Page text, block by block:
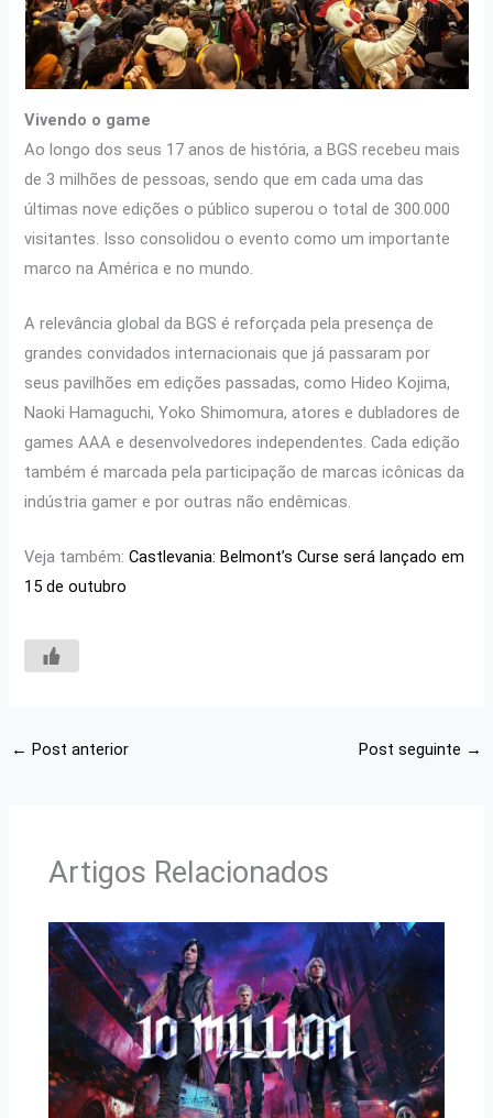
Vivendo o game
Ao longo dos seus 17 anos de história, a BGS recebeu mais
de 3 milhões de pessoas, sendo que em cada uma das
últimas nove edições o público superou o total de 300.000
visitantes. Isso consolidou o evento como um importante
marco na América e no mundo.
A relevância global da BGS é reforçada pela presença de
grandes convidados internacionais que já passaram por
seus pavilhões em edições passadas, como Hideo Kojima,
Naoki Hamaguchi, Yoko Shimomura, atores e dubladores de
games AAA e desenvolvedores independentes. Cada edição
também é marcada pela participação de marcas icônicas da
indústria gamer e por outras não endêmicas.
Veja também:Castlevania: Belmont’s Curse será lançado em
15 de outubro
← Post anterior Post seguinte →
Artigos Relacionados